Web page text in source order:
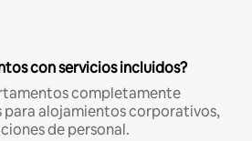
con servicios incluidos?
completamente
para alojamientos corporativos,
de personal.